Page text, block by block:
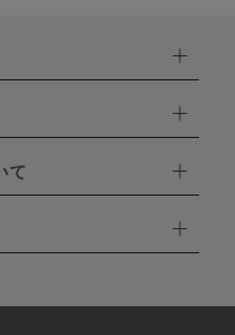
。
て
連絡頂いた場合はキャン
のみ再度ご注文お願いしま